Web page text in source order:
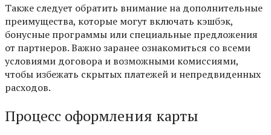
Также следует обратить внимание на дополнительные
преимущества, которые могут включать кэшбэк,
бонусные программы или специальные предложения
от партнеров. Важно заранее ознакомиться со всеми
условиями договора и возможными комиссиями,
чтобы избежать скрытых платежей и непредвиденных
расходов.
Процесс оформления карты